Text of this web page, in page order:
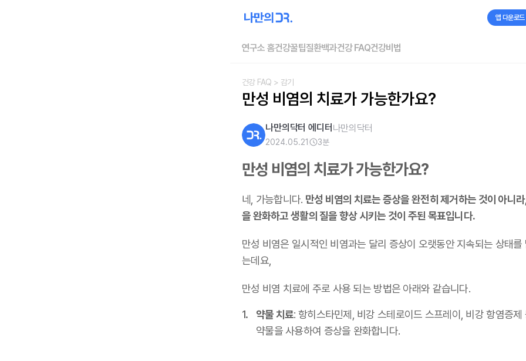
앱 다운로드
연구소 홈건강꿀팁질환백과건강 FAQ건강비법
건강 FAQ > 감기
만성 비염의 치료가 가능한가요?
나만의닥터 에디터 나만의닥터
2024.05.21 3분
만성 비염의 치료가 가능한가요?
네, 가능합니다. 만성 비염의 치료는 증상을 완전히 제거하는 것이 아니
을 완화하고 생활의 질을 향상 시키는 것이 주된 목표입니다.
만성 비염은 일시적인 비염과는 달리 증상이 오랫동안 지속되는 상태를
는데요,
만성 비염 치료에 주로 사용 되는 방법은 아래와 같습니다.
약물 치료: 항히스타민제, 비강 스테로이드 스프레이, 비강 항염증제
약물을 사용하여 증상을 완화합니다.